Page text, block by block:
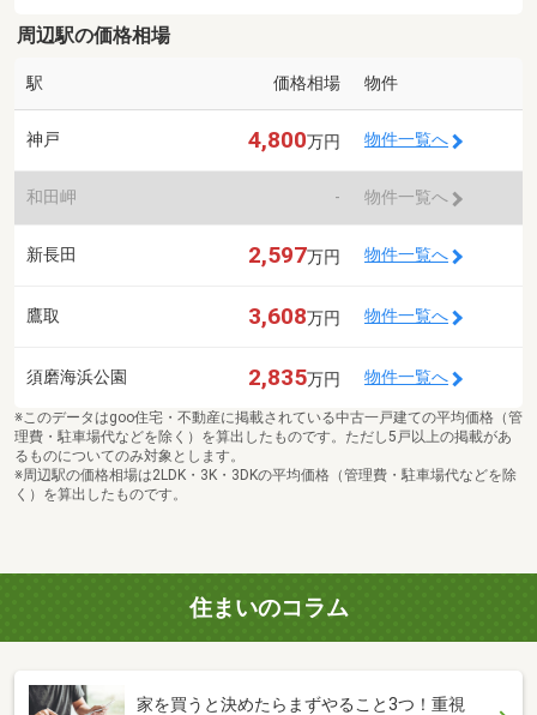
周辺駅の価格相場
駅 価格相場 物件
神戸 4,800万円 物件一覧へ
和田岬 - 物件一覧へ
新長田 2,597万円 物件一覧へ
鷹取 3,608万円 物件一覧へ
須磨海浜公園 2,835万円 物件一覧へ
※このデータはgoo住宅・不動産に掲載されている中古一戸建ての平均価格（管
理費・駐車場代などを除く）を算出したものです。ただし5戸以上の掲載があ
るものについてのみ対象とします。
※周辺駅の価格相場は2LDK・3K・3DKの平均価格（管理費・駐車場代などを除
く）を算出したものです。
住まいのコラム
家を買うと決めたらまずやること3つ！重視